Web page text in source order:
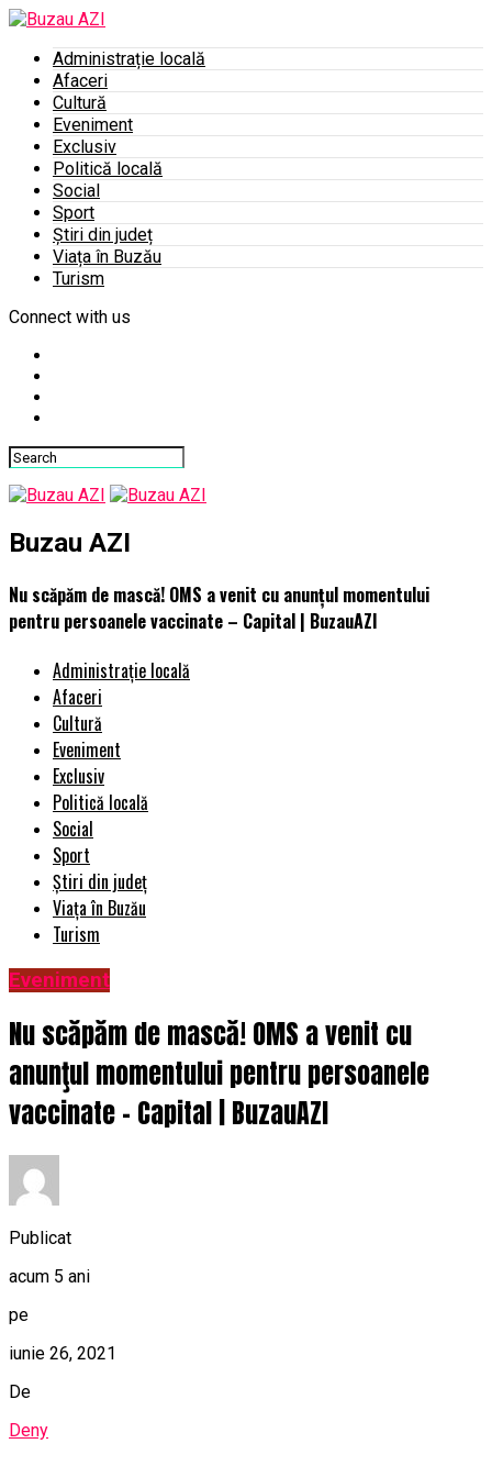
Administrație locală
Afaceri
Cultură
Eveniment
Exclusiv
Politică locală
Social
Sport
Știri din județ
Viața în Buzău
Turism
Connect with us
Buzau AZI
Nu scăpăm de mască! OMS a venit cu anunţul momentului
pentru persoanele vaccinate – Capital | BuzauAZI
Administrație locală
Afaceri
Cultură
Eveniment
Exclusiv
Politică locală
Social
Sport
Știri din județ
Viața în Buzău
Turism
Eveniment
Nu scăpăm de mască! OMS a venit cu
anunţul momentului pentru persoanele
vaccinate – Capital | BuzauAZI
Publicat
acum 5 ani
pe
iunie 26, 2021
De
Deny